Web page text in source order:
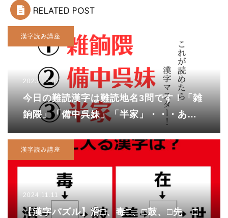
RELATED POST
漢字読み講座
2023.10.07
今日の難読漢字は難読地名3問です！「雑
餉隈」「備中呉妹」「半家」・・・あな
たは何問読めますか？
漢字読み講座
2024.11.11
【漢字パズル】滑□、毒□、□鼓、□先 □